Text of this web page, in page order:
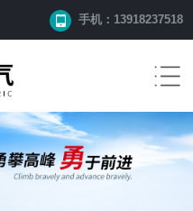
手机：13918237518